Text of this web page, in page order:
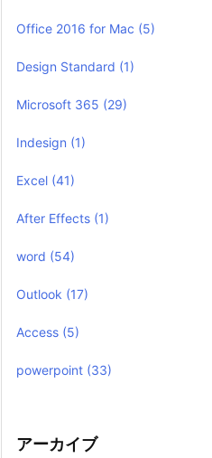
Office 2016 for Mac (5)
Design Standard (1)
Microsoft 365 (29)
Indesign (1)
Excel (41)
After Effects (1)
word (54)
Outlook (17)
Access (5)
powerpoint (33)
アーカイブ